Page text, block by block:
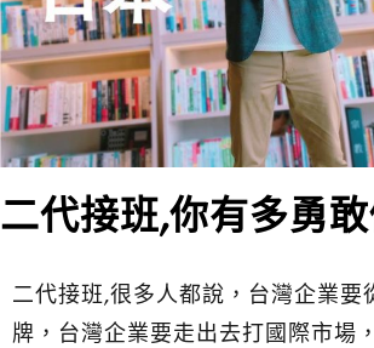
二代接班,你有多勇
二代接班,很多人都說，台灣企業要
牌，台灣企業要走出去打國際市場